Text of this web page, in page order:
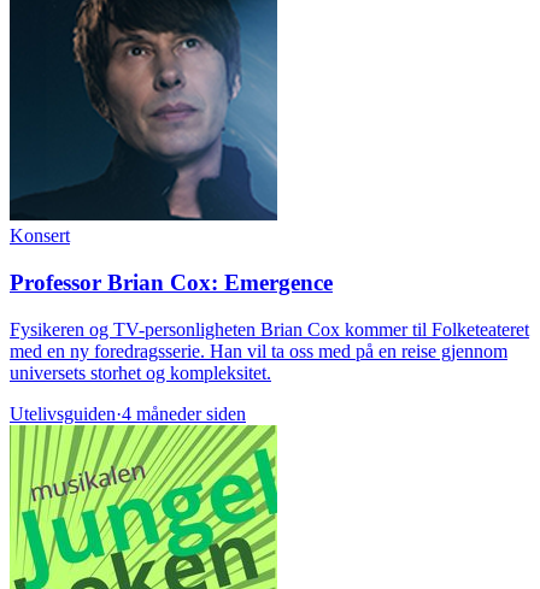
Konsert
Professor Brian Cox: Emergence
Fysikeren og TV-personligheten Brian Cox kommer til Folketeateret
med en ny foredragsserie. Han vil ta oss med på en reise gjennom
universets storhet og kompleksitet.
Utelivsguiden·4 måneder siden